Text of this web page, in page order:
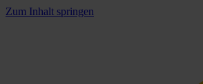
Zum Inhalt springen